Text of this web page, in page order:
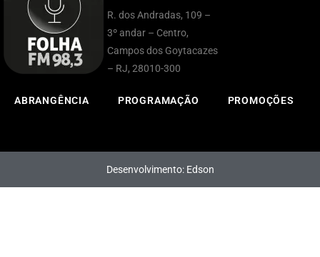
R. dos Andradas, 109 –
3º andar – Centro,
Campos dos Goytacazes
– RJ, 28010-300
ABRANGÊNCIA PROGRAMAÇÃO PROMOÇÕES
Desenvolvimento: Edson